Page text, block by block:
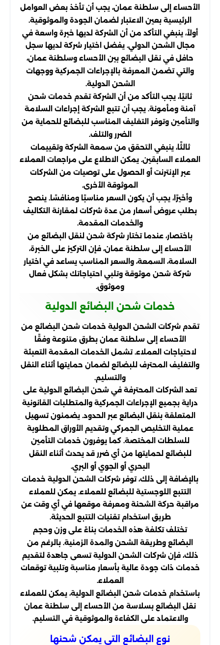
الأحساء إلى سلطنة عمان، يجب أن تأخذ بعض العوامل
الرئيسية بعين الاعتبار لضمان الجودة والموثوقية.
أولاً، ينبغي التأكد من أن الشركة لديها خبرة واسعة في
مجال الشحن الدولي. يفضل اختيار شركة لديها سجل
حافل في نقل البضائع بين الأحساء وسلطنة عمان،
والتي تضمن المعرفة بالإجراءات الجمركية ووجهات
الشحن الدولية.
ثانيًا، يجب التأكد من أن الشركة تقدم خدمات شحن
آمنة ومأمونة. يجب أن تتبع الشركة إجراءات السلامة
والتأمين وتوفر التغليف المناسب للبضائع للحماية من
الضرر والتلف.
ثالثًا، ينبغي التحقق من سمعة الشركة وتقييمات
العملاء السابقين. يمكن الاطلاع على مراجعات العملاء
عبر الإنترنت أو الحصول على توصيات من الشركات
الموثوقة الأخرى.
وأخيرًا، يجب أن يكون السعر مناسبًا ومنافسًا. ينصح
بطلب عروض أسعار من عدة شركات لمقارنة التكاليف
والخدمات المقدمة.
باختصار، عندما تختار شركة شحن لنقل البضائع من
الأحساء إلى سلطنة عمان، فإن التركيز على الخبرة،
السلامة، السمعة، والسعر المناسب يساعد في اختيار
شركة شحن موثوقة وتلبي احتياجاتك بشكل فعال
وموثوق.
خدمات شحن البضائع الدولية
تقدم شركات الشحن الدولية خدمات شحن البضائع من
الأحساء إلى سلطنة عمان بطرق متنوعة وفقًا
لاحتياجات العملاء. تشمل الخدمات المقدمة التعبئة
والتغليف المحترف للبضائع لضمان حمايتها أثناء النقل
والتسليم.
تعد الشركات المحترفة في شحن البضائع الدولية على
دراية بجميع الإجراءات الجمركية والمتطلبات القانونية
المتعلقة بنقل البضائع عبر الحدود. يضمنون تسهيل
عملية التخليص الجمركي وتقديم الأوراق المطلوبة
للسلطات المختصة. كما يوفرون خدمات التأمين
للبضائع لحمايتها من أي ضرر قد يحدث أثناء النقل
البحري أو الجوي أو البري.
بالإضافة إلى ذلك، توفر شركات الشحن الدولية خدمات
التتبع اللوجستية للبضائع للعملاء. يمكن للعملاء
مراقبة حركة الشحنة ومعرفة موقعها في أي وقت عن
طريق استخدام تقنيات التتبع الحديثة.
تختلف تكلفة هذه الخدمات بناءً على وزن وحجم
البضائع وطريقة الشحن والمدة الزمنية. بالرغم من
ذلك، فإن شركات الشحن الدولية تسعى جاهدة لتقديم
خدمات ذات جودة عالية بأسعار مناسبة وتلبية توقعات
العملاء.
باستخدام خدمات شحن البضائع الدولية، يمكن للعملاء
نقل البضائع بسلاسة من الأحساء إلى سلطنة عمان
والاعتماد على الكفاءة والموثوقية في التسليم.
نوع البضائع التي يمكن شحنها